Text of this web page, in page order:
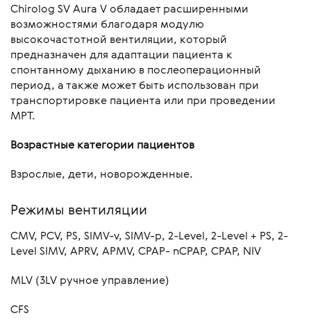
Chirolog SV Aura V обладает расширенными
возможностями благодаря модулю
высокочастотной вентиляции, который
предназначен для адаптации пациента к
спонтанному дыханию в послеоперационный
период, а также может быть использован при
транспортировке пациента или при проведении
МРТ.
Возрастные категории пациентов
Взрослые, дети, новорожденные.
Режимы вентиляции
CMV, PCV, PS, SIMV-v, SIMV-p, 2-Level, 2-Level + PS, 2-
Level SIMV, APRV, APMV, CPAP- nCPAP, CPAP, NIV
MLV (3LV ручное управление)
CFS